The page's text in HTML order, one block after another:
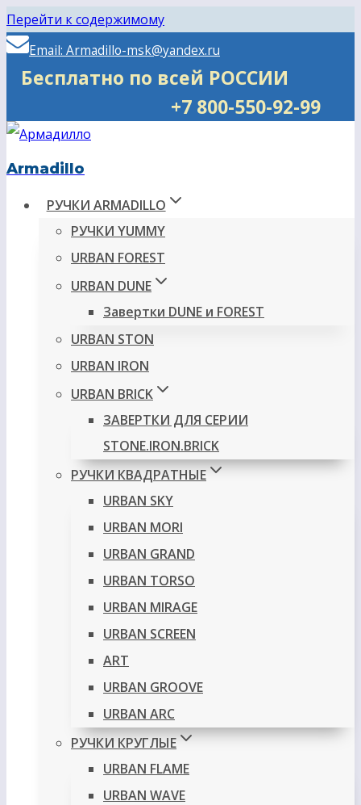
Перейти к содержимому
Email: Armadillo-msk@yandex.ru
Бесплатно по всей РОССИИ
+7 800-550-92-99
Armadillo
РУЧКИ ARMADILLO
РУЧКИ YUMMY
URBAN FOREST
URBAN DUNE
Завертки DUNE и FOREST
URBAN STON
URBAN IRON
URBAN BRICK
ЗАВЕРТКИ ДЛЯ СЕРИИ
STONE.IRON.BRICK
РУЧКИ КВАДРАТНЫЕ
URBAN SKY
URBAN MORI
URBAN GRAND
URBAN TORSO
URBAN MIRAGE
URBAN SCREEN
ART
URBAN GROOVE
URBAN ARC
РУЧКИ КРУГЛЫЕ
URBAN FLAME
URBAN WAVE